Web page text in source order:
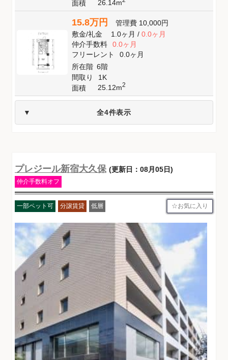
面積
26.14m
15.8万円 管理費 10,000円
敷金/礼金 1.0ヶ月/ 0.0ヶ月
仲介手数料
0.0ヶ月
フリーレント
0.0ヶ月
所在階 6階
間取り
1K
面積
25.12m2
全4件表示
プレジール新宿大久保 (更新日：08月05日)
仲介手数料オフ
一部ペット可 分譲賃貸 低層 お気に入り